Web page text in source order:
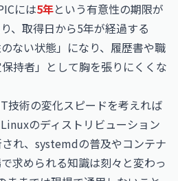
には5年という有意性の期限が
、取得日から5年が経過する
ない状態」になり、履歴書や職
持者」として胸を張りにくくな
技術の変化スピードを考えれば
のディストリビューション
れ、systemdの普及やコンテナ
求められる知識は刻々と変わっ